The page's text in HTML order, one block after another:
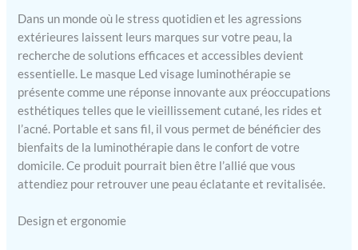
Dans un monde où le stress quotidien et les agressions
extérieures laissent leurs marques sur votre peau, la
recherche de solutions efficaces et accessibles devient
essentielle. Le masque Led visage luminothérapie se
présente comme une réponse innovante aux préoccupations
esthétiques telles que le vieillissement cutané, les rides et
l’acné. Portable et sans fil, il vous permet de bénéficier des
bienfaits de la luminothérapie dans le confort de votre
domicile. Ce produit pourrait bien être l’allié que vous
attendiez pour retrouver une peau éclatante et revitalisée.
Design et ergonomie